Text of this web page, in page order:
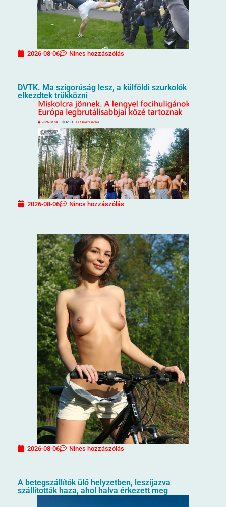
2026-08-06 Nincs hozzászólás
DVTK. Ma szigorúság lesz, a külföldi szurkolók
elkezdtek trükközni
2026-08-06 Nincs hozzászólás
2026-08-06 Nincs hozzászólás
A betegszállítók ülő helyzetben, leszíjazva
szállították haza, ahol halva érkezett meg